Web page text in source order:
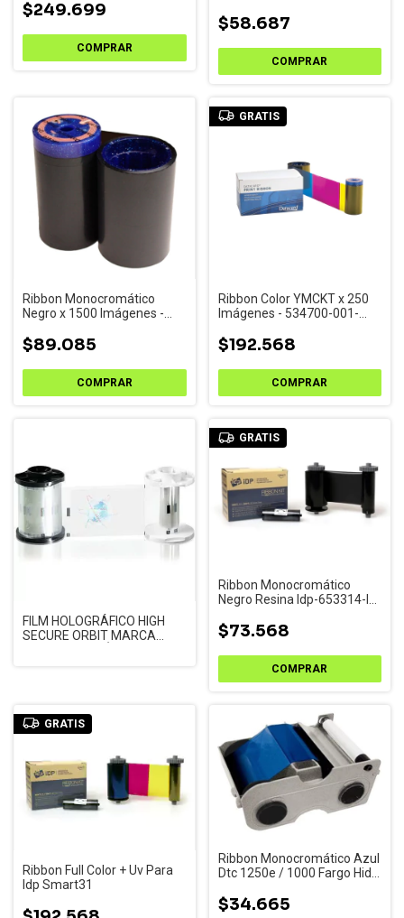
$249.699
$58.687
Ribbon Monocromático
Negro x 1500 Imágenes -
$89.085
GRATIS
Ribbon Color YMCKT x 250
Imágenes - 534700-001-
$192.568
FILM HOLOGRÁFICO HIGH
SECURE ORBIT MARCA
GRATIS
Ribbon Monocromático
Negro Resina Idp-653314-la
$73.568
GRATIS
Ribbon Full Color + Uv Para
Idp Smart31
Ribbon Monocromático Azul
Dtc 1250e / 1000 Fargo Hid
$34.665